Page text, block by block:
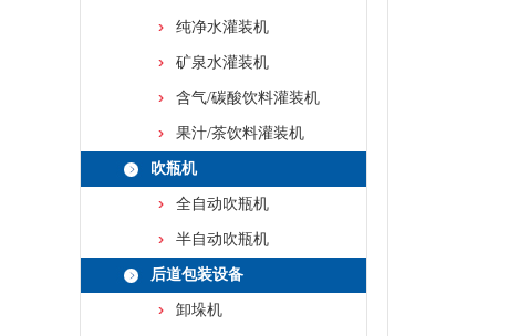
纯净水灌装机
矿泉水灌装机
含气/碳酸饮料灌装机
果汁/茶饮料灌装机
吹瓶机
全自动吹瓶机
半自动吹瓶机
后道包装设备
卸垛机